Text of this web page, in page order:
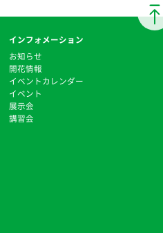
インフォメーション
お知らせ
開花情報
イベントカレンダー
イベント
展示会
講習会